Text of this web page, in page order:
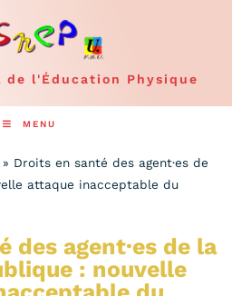
l'Éducation Physique
MENU
» Droits en santé des agent·es de
attaque inacceptable du
des agent·es de la
: nouvelle